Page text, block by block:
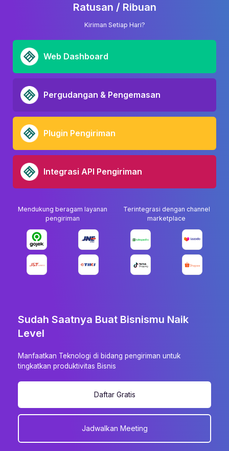
Ratusan / Ribuan
Kiriman Setiap Hari?
Web Dashboard
Pergudangan & Pengemasan
Plugin Pengiriman
Integrasi API Pengiriman
Mendukung beragam layanan
pengiriman
Terintegrasi dengan channel
marketplace
Sudah Saatnya Buat Bisnismu Naik
Level
Manfaatkan Teknologi di bidang pengiriman untuk
tingkatkan produktivitas Bisnis
Daftar Gratis
Jadwalkan Meeting